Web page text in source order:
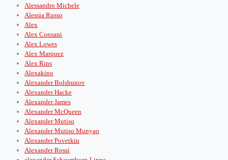
Alessandro Michele
Alessia Russo
Alex
Alex Consani
Alex Lowes
Alex Marquez
Alex Rins
Alexakino
Alexander Bolshunov
Alexander Hacke
Alexander James
Alexander McQueen
Alexander Mutiso
Alexander Mutiso Munyao
Alexander Povetkin
Alexander Rossi